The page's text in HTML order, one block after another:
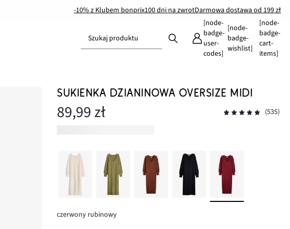
-10% z Klubem bonprix100 dni na zwrotDarmowa dostawa od 199 zł
Szukaj produktu
[node-
badge-
user-
codes]
[node-
badge-
wishlist]
[node-
badge-
cart-
items]
SUKIENKA DZIANINOWA OVERSIZE MIDI
89,99 zł (535)
czerwony rubinowy